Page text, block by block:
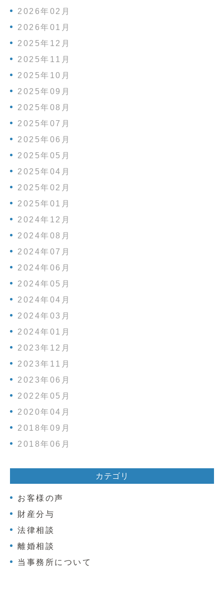
2026年02月
2026年01月
2025年12月
2025年11月
2025年10月
2025年09月
2025年08月
2025年07月
2025年06月
2025年05月
2025年04月
2025年02月
2025年01月
2024年12月
2024年08月
2024年07月
2024年06月
2024年05月
2024年04月
2024年03月
2024年01月
2023年12月
2023年11月
2023年06月
2022年05月
2020年04月
2018年09月
2018年06月
カテゴリ
お客様の声
財産分与
法律相談
離婚相談
当事務所について